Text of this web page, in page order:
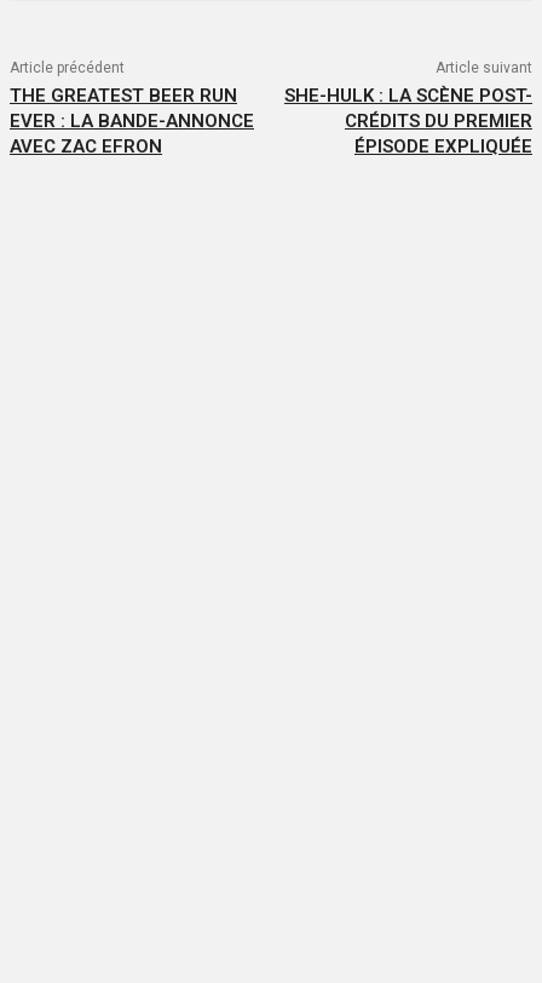
Article précédent
THE GREATEST BEER RUN
EVER : LA BANDE-ANNONCE
AVEC ZAC EFRON
Article suivant
SHE-HULK : LA SCÈNE POST-
CRÉDITS DU PREMIER
ÉPISODE EXPLIQUÉE